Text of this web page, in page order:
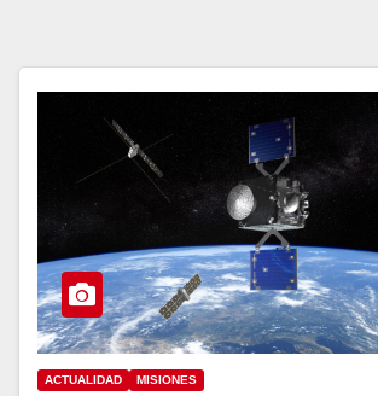
ACTUALIDAD MISIONES